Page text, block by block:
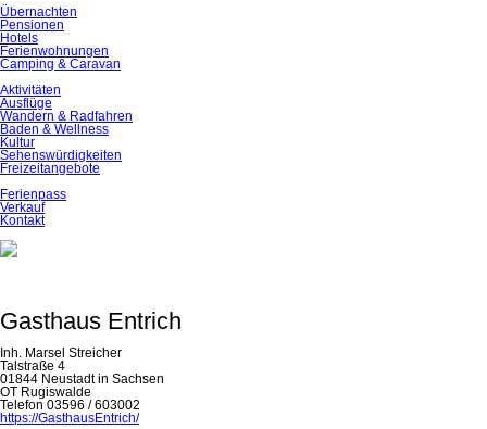
Übernachten
Pensionen
Hotels
Ferienwohnungen
Camping & Caravan
Aktivitäten
Ausflüge
Wandern & Radfahren
Baden & Wellness
Kultur
Sehenswürdigkeiten
Freizeitangebote
Ferienpass
Verkauf
Kontakt
Gasthaus Entrich
Inh. Marsel Streicher
Talstraße 4
01844 Neustadt in Sachsen
OT Rugiswalde
Telefon 03596 / 603002
https://GasthausEntrich/